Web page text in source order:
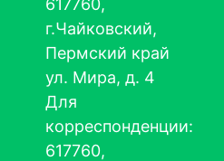
617760,
г.Чайковский,
Пермский край
ул. Мира, д. 4
Для
корреспонденции:
617760,